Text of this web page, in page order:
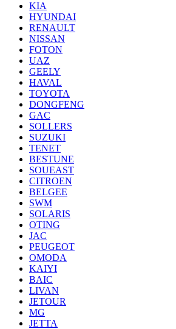
KIA
HYUNDAI
RENAULT
NISSAN
FOTON
UAZ
GEELY
HAVAL
TOYOTA
DONGFENG
GAC
SOLLERS
SUZUKI
TENET
BESTUNE
SOUEAST
CITROEN
BELGEE
SWM
SOLARIS
OTING
JAC
PEUGEOT
OMODA
KAIYI
BAIC
LIVAN
JETOUR
MG
JETTA